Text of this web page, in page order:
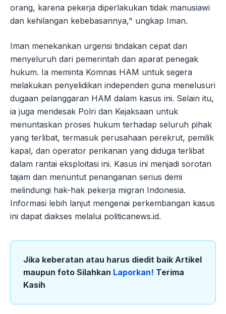
orang, karena pekerja diperlakukan tidak manusiawi
dan kehilangan kebebasannya," ungkap Iman.
Iman menekankan urgensi tindakan cepat dan
menyeluruh dari pemerintah dan aparat penegak
hukum. Ia meminta Komnas HAM untuk segera
melakukan penyelidikan independen guna menelusuri
dugaan pelanggaran HAM dalam kasus ini. Selain itu,
ia juga mendesak Polri dan Kejaksaan untuk
menuntaskan proses hukum terhadap seluruh pihak
yang terlibat, termasuk perusahaan perekrut, pemilik
kapal, dan operator perikanan yang diduga terlibat
dalam rantai eksploitasi ini. Kasus ini menjadi sorotan
tajam dan menuntut penanganan serius demi
melindungi hak-hak pekerja migran Indonesia.
Informasi lebih lanjut mengenai perkembangan kasus
ini dapat diakses melalui politicanews.id.
Jika keberatan atau harus diedit baik Artikel
maupun foto Silahkan Laporkan! Terima
Kasih